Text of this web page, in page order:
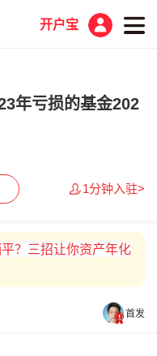
开户宝
年亏损的基金202
1分钟入驻>
？三招让你资产年化
首发